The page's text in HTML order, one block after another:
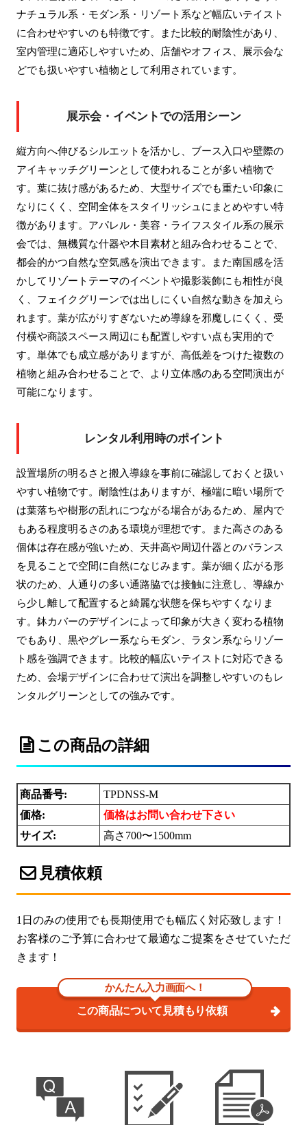
ナチュラル系・モダン系・リゾート系など幅広いテイスト
に合わせやすいのも特徴です。また比較的耐陰性があり、
室内管理に適応しやすいため、店舗やオフィス、展示会な
どでも扱いやすい植物として利用されています。
展示会・イベントでの活用シーン
縦方向へ伸びるシルエットを活かし、ブース入口や壁際の
アイキャッチグリーンとして使われることが多い植物で
す。葉に抜け感があるため、大型サイズでも重たい印象に
なりにくく、空間全体をスタイリッシュにまとめやすい特
徴があります。アパレル・美容・ライフスタイル系の展示
会では、無機質な什器や木目素材と組み合わせることで、
都会的かつ自然な空気感を演出できます。また南国感を活
かしてリゾートテーマのイベントや撮影装飾にも相性が良
く、フェイクグリーンでは出しにくい自然な動きを加えら
れます。葉が広がりすぎないため導線を邪魔しにくく、受
付横や商談スペース周辺にも配置しやすい点も実用的で
す。単体でも成立感がありますが、高低差をつけた複数の
植物と組み合わせることで、より立体感のある空間演出が
可能になります。
レンタル利用時のポイント
設置場所の明るさと搬入導線を事前に確認しておくと扱い
やすい植物です。耐陰性はありますが、極端に暗い場所で
は葉落ちや樹形の乱れにつながる場合があるため、屋内で
もある程度明るさのある環境が理想です。また高さのある
個体は存在感が強いため、天井高や周辺什器とのバランス
を見ることで空間に自然になじみます。葉が細く広がる形
状のため、人通りの多い通路脇では接触に注意し、導線か
ら少し離して配置すると綺麗な状態を保ちやすくなりま
す。鉢カバーのデザインによって印象が大きく変わる植物
でもあり、黒やグレー系ならモダン、ラタン系ならリゾー
ト感を強調できます。比較的幅広いテイストに対応できる
ため、会場デザインに合わせて演出を調整しやすいのもレ
ンタルグリーンとしての強みです。
この商品の詳細
商品番号:
TPDNSS-M
価格:
価格はお問い合わせ下さい
サイズ:
高さ700〜1500mm
見積依頼
1日のみの使用でも長期使用でも幅広く対応致します！
お客様のご予算に合わせて最適なご提案をさせていただ
きます！
かんたん入力画面へ！
この商品について見積もり依頼